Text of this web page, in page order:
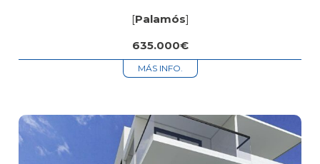
además...
[Palamós]
635.000€
MÁS INFO.